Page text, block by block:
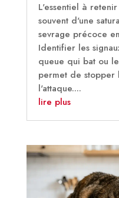
L'essentiel à
souvent d'une
sevrage précoce
Identifier les
queue qui bat ou
permet de stopper
l'attaque....
lire plus